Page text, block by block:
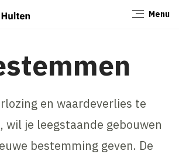
Menu
en waardeverlies te
wil je leegstaande gebouwen
bestemming geven. De
Sluiten